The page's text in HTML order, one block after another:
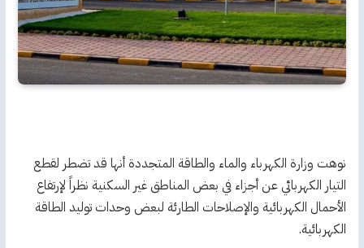
نوهت وزارة الكهرباء والماء والطاقة المتجددة أنها قد تضطر لقطع
التيار الكهربائي عن أجزاء في بعض المناطق غير السكنية نظراً لإرتفاع
الأحمال الكهربائية والإصلاحات الطارئة لبعض وحدات توليد الطاقة
الكهربائية.